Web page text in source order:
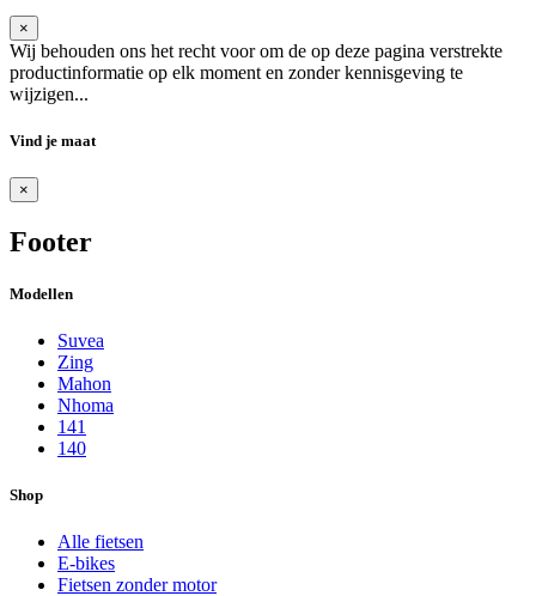
×
Wij behouden ons het recht voor om de op deze pagina verstrekte
productinformatie op elk moment en zonder kennisgeving te
wijzigen...
Vind je maat
×
Footer
Modellen
Suvea
Zing
Mahon
Nhoma
141
140
Shop
Alle fietsen
E-bikes
Fietsen zonder motor